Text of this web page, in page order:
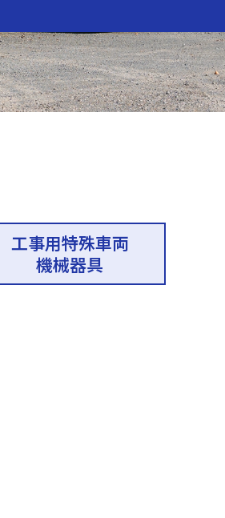
工事用特殊車両
機械器具